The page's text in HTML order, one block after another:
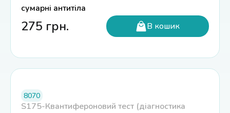
сумарні антитіла
275 грн. В кошик
8070
S175-Квантифероновий тест (діагностика